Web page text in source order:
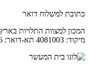
כתובת למשלוח דואר
המכון למצוות התלויות בארץ
מיקוד: 4081003 תא-דואר: 176 אלעד